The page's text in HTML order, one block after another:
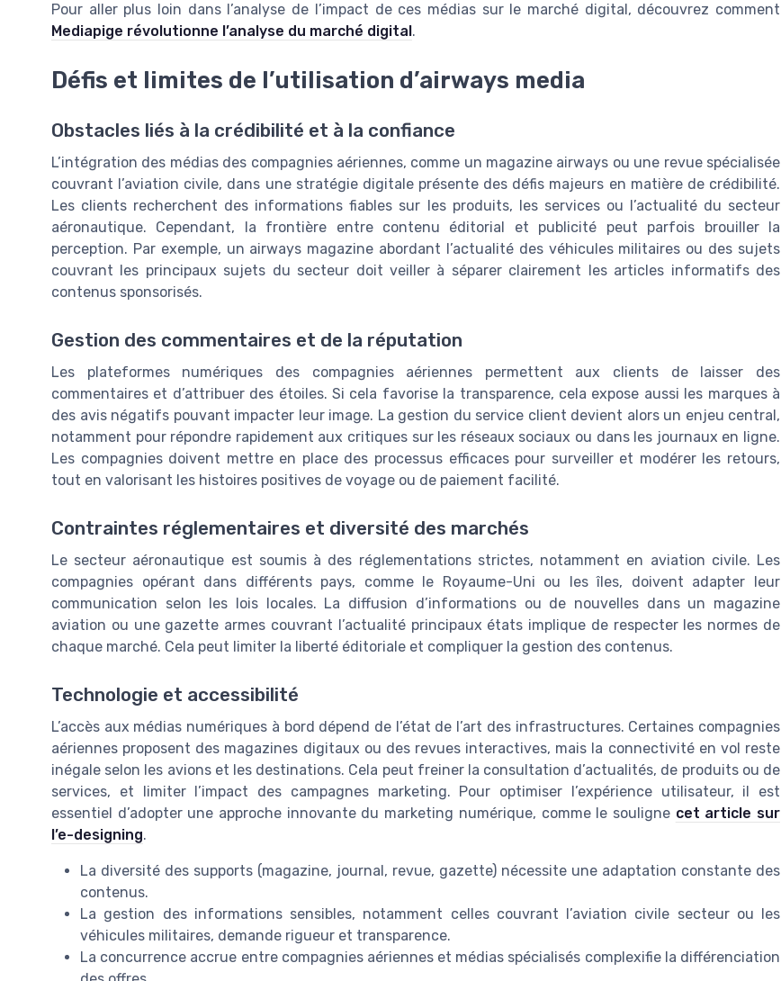
Pour aller plus loin dans l’analyse de l’impact de ces médias sur le marché digital, découvrez comment
Mediapige révolutionne l’analyse du marché digital .
Défis et limites de l’utilisation d’airways media
Obstacles liés à la crédibilité et à la confiance
L’intégration des médias des compagnies aériennes, comme un magazine airways ou une revue spécialisée
couvrant l’aviation civile, dans une stratégie digitale présente des défis majeurs en matière de crédibilité.
Les clients recherchent des informations fiables sur les produits, les services ou l’actualité du secteur
aéronautique. Cependant, la frontière entre contenu éditorial et publicité peut parfois brouiller la
perception. Par exemple, un airways magazine abordant l’actualité des véhicules militaires ou des sujets
couvrant les principaux sujets du secteur doit veiller à séparer clairement les articles informatifs des
contenus sponsorisés.
Gestion des commentaires et de la réputation
Les plateformes numériques des compagnies aériennes permettent aux clients de laisser des
commentaires et d’attribuer des étoiles. Si cela favorise la transparence, cela expose aussi les marques à
des avis négatifs pouvant impacter leur image. La gestion du service client devient alors un enjeu central,
notamment pour répondre rapidement aux critiques sur les réseaux sociaux ou dans les journaux en ligne.
Les compagnies doivent mettre en place des processus efficaces pour surveiller et modérer les retours,
tout en valorisant les histoires positives de voyage ou de paiement facilité.
Contraintes réglementaires et diversité des marchés
Le secteur aéronautique est soumis à des réglementations strictes, notamment en aviation civile. Les
compagnies opérant dans différents pays, comme le Royaume-Uni ou les îles, doivent adapter leur
communication selon les lois locales. La diffusion d’informations ou de nouvelles dans un magazine
aviation ou une gazette armes couvrant l’actualité principaux états implique de respecter les normes de
chaque marché. Cela peut limiter la liberté éditoriale et compliquer la gestion des contenus.
Technologie et accessibilité
L’accès aux médias numériques à bord dépend de l’état de l’art des infrastructures. Certaines compagnies
aériennes proposent des magazines digitaux ou des revues interactives, mais la connectivité en vol reste
inégale selon les avions et les destinations. Cela peut freiner la consultation d’actualités, de produits ou de
services, et limiter l’impact des campagnes marketing. Pour optimiser l’expérience utilisateur, il est
essentiel d’adopter une approche innovante du marketing numérique, comme le souligne cet article sur
l’e-designing.
La diversité des supports (magazine, journal, revue, gazette) nécessite une adaptation constante des
contenus.
La gestion des informations sensibles, notamment celles couvrant l’aviation civile secteur ou les
véhicules militaires, demande rigueur et transparence.
La concurrence accrue entre compagnies aériennes et médias spécialisés complexifie la différenciation